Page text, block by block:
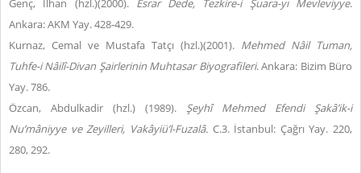
Genç, İlhan (hzl.)(2000). Esrar Dede, Tezkire-i Şuara-yı Mevleviyye.
Ankara: AKM Yay. 428-429.
Kurnaz, Cemal ve Mustafa Tatçı (hzl.)(2001). Mehmed Nâil Tuman,
Tuhfe-i Nâilî-Divan Şairlerinin Muhtasar Biyografileri. Ankara: Bizim Büro
Yay. 786.
Özcan, Abdulkadir (hzl.) (1989). Şeyhî Mehmed Efendi
Şakâ’ik-i
Nu’mâniyye ve Zeyilleri, Vakâyiü’l-Fuzalâ. C.3. İstanbul: Çağrı Yay. 220,
280, 292.